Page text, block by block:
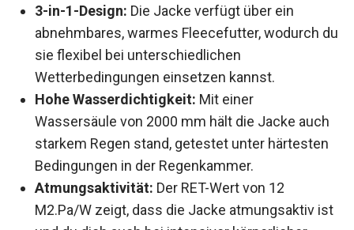
abnehmbares, warmes Fleecefutter, wodurch
du sie flexibel bei unterschiedlichen
Wetterbedingungen einsetzen kannst.
Hohe Wasserdichtigkeit:Mit einer
Wassersäule von 2000 mm hält die Jacke
auch starkem Regen stand, getestet unter
härtesten Bedingungen in der Regenkammer.
Atmungsaktivität: Der RET-Wert von 12
M2.Pa/W zeigt, dass die Jacke atmungsaktiv
ist und du dich auch bei intensiver körperlicher